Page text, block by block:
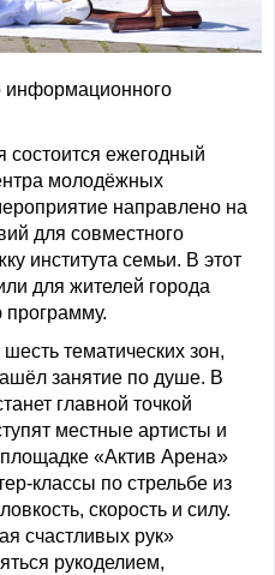
информационного
состоится ежегодный
молодёжных
направлено на
для совместного
института семьи. В этот
для жителей города
тематических зон,
занятие по душе. В
главной точкой
местные артисты и
«Актив Арена»
классы по стрельбе из
скорость и силу.
счастливых рук»
рукоделием,